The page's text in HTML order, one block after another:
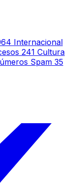
Internacional
241 Cultura
Spam 35